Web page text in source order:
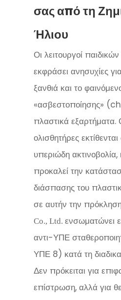
σας από τη
Ήλιου
Οι λειτουργοί
εκφράσει ανησυχίες
ξανθιά και το
«ασβεστοποίησης»
πλαστικά εξαρτήματα.
ολισθητήρες
υπεριώδη ακτινοβολία,
προκαλεί την
διάσπασης του
σε αυτήν την
Co., Ltd. ενσωματώνει
αντι-ΥΠΕ
ΥΠΕ 8) κατά τη
Δεν πρόκειται για
επίστρωση, αλλά για